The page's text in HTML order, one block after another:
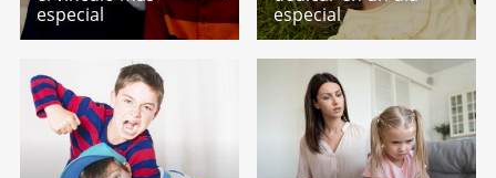
especial
especial